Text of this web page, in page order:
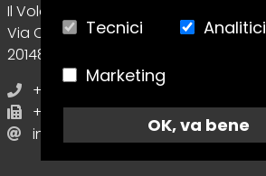
Il Volo Srl Editore
Via Collecchio, 8
20148 - Milano (MI) - Italy
+39 02.70638412
+39 02.70638412
info@guitarclubmagazine.com
Tecnici Analitici
Marketing
OK, va bene